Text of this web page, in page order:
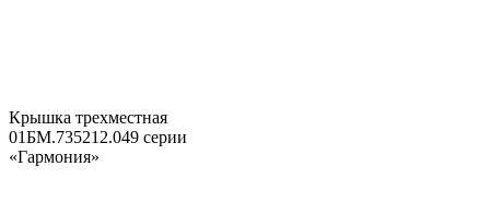
Крышка трехместная
01БМ.735212.049 серии
«Гармония»